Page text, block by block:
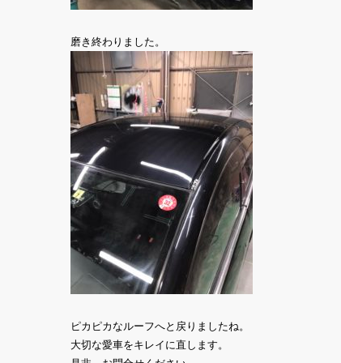
磨き終わりました。
ピカピカなルーフへと戻りましたね。
大切な愛車をキレイに直します。